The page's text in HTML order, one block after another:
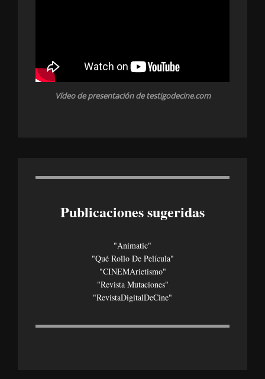
Vídeo de presentación de testigodecine.com
Publicaciones sugeridas
"Animatic"
"Qué Rollo De Película"
"CINEMArietismo"
"Revista Mutaciones"
"revistaDigitalDeCine"